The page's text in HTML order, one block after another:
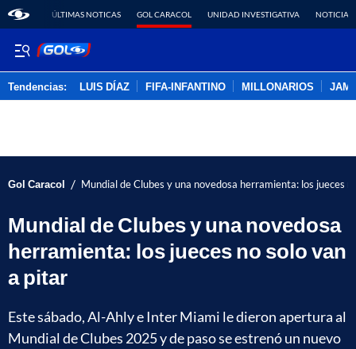
ÚLTIMAS NOTICAS GOL CARACOL UNIDAD INVESTIGATIVA NOTICIAS
Tendencias: LUIS DÍAZ FIFA-INFANTINO MILLONARIOS
Gol Caracol / Mundial de Clubes y una novedosa herramienta: los jueces
Mundial de Clubes y una novedosa
herramienta: los jueces no solo van
a pitar
Este sábado, Al-Ahly e Inter Miami le dieron apertura al
Mundial de Clubes 2025 y de paso se estrenó un nuevo